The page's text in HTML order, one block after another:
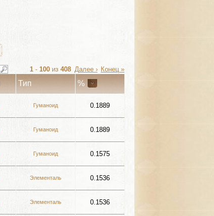
1 - 100 из 408 Далее › Конец »
Тип %
Гуманоид 0.1889
Гуманоид 0.1889
Гуманоид 0.1575
Элементаль 0.1536
Элементаль 0.1536